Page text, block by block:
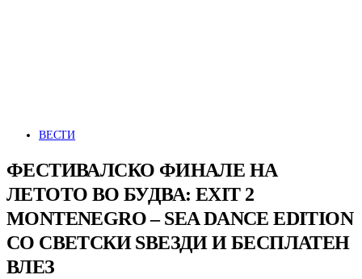
ВЕСТИ
ФЕСТИВАЛСКО ФИНАЛЕ НА
ЛЕТОТО ВО БУДВА: EXIT 2
MONTENEGRO – SEA DANCE EDITION
СО СВЕТСКИ ЅВЕЗДИ И БЕСПЛАТЕН
ВЛЕЗ